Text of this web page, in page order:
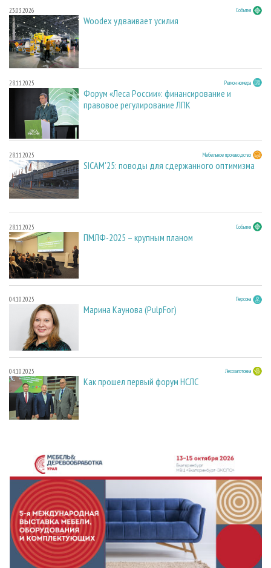
23.03.2026 События
Woodex удваивает усилия
28.11.2025 Регион номера
Форум «Леса России»: финансирование и
правовое регулирование ЛПК
28.11.2025 Мебельное производство
SICAM'25: поводы для сдержанного оптимизма
28.11.2025 События
ПМЛФ-2025 – крупным планом
04.10.2025 Персона
Марина Каунова (PulpFor)
04.10.2025 Лесозаготовка
Как прошел первый форум НСЛС